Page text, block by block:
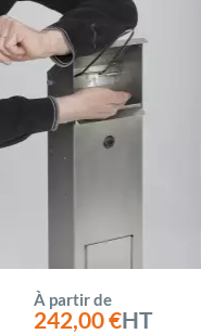
À partir de
242,00 €HT